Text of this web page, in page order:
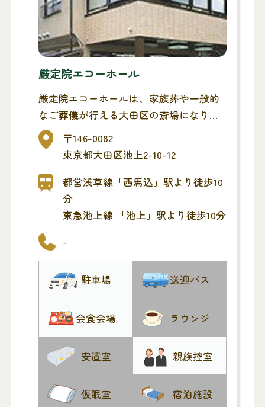
厳定院エコーホール
厳定院エコーホールは、家族葬や一般的
なご葬儀が行える大田区の斎場になりま
す。お通夜・告別式(ご葬儀)までを同斎
場でとり行い、最寄りの火葬場へ移動す
る流れになります。また、1日1組貸切タ
イプなので、他家と交わることなく、ゆ
っくりお見送りいただけます。
【一階斎場の広さ】
敷地 44坪 建築30坪 収容人数 椅子50
名
【二階ホールの広さ】
35坪 ベランダ併設 収容人数 椅子50名
【一般の方へ】
駐車場はありません
〒146-0082
東京都大田区池上2-10-12
都営浅草線「西馬込」駅より徒歩10
分
東急池上線 「池上」駅より徒歩10分
-
駐車場 送迎バス
会食会場 ラウンジ
安置室 親族控室
仮眠室 宿泊施設